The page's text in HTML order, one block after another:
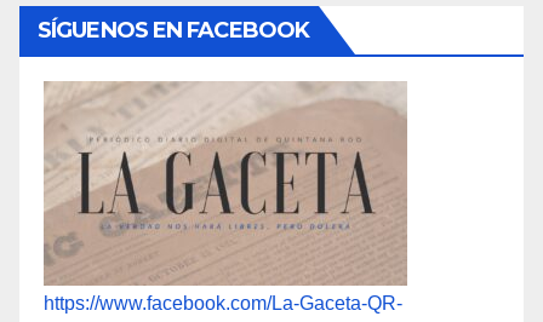
SÍGUENOS EN FACEBOOK
https://www.facebook.com/La-Gaceta-QR-